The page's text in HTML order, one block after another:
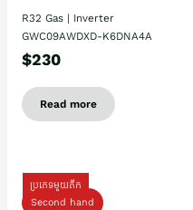
R32 Gas | Inverter
GWC09AWDXD-K6DNA4A
$230
Read more
ប្រភេទមួយតឹក
Second hand